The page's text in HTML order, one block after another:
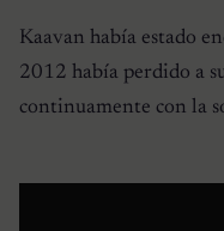
Kaavan había estado
2012 había perdido a
continuamente con la